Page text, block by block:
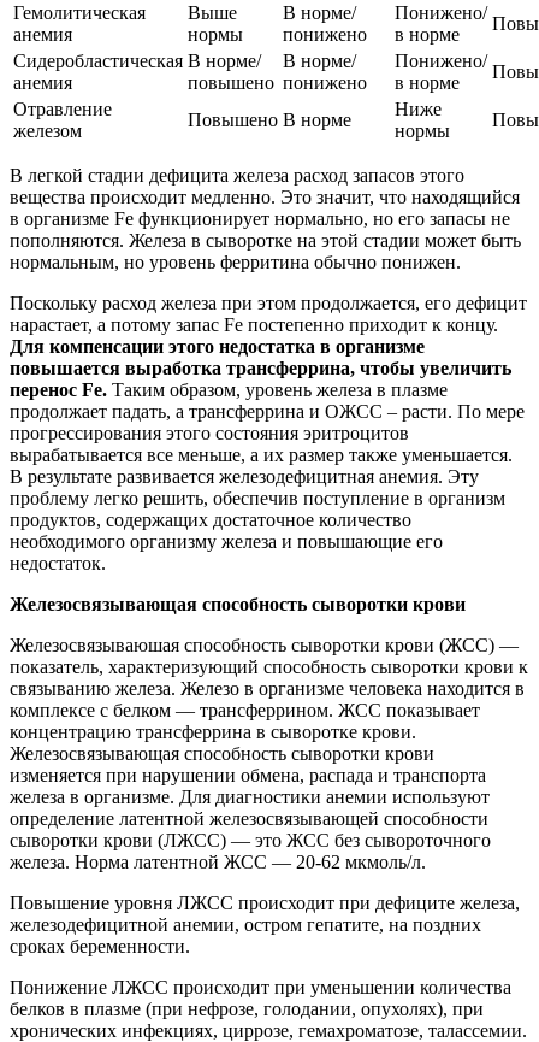
Гемолитическая
анемия
Выше
нормы
В норме/
понижено
Понижено/
в норме
Сидеробластическая
анемия
В норме/
повышено
В норме/
понижено
Понижено/
в норме
Отравление
железом
Повышено В норме
Ниже
нормы
В легкой стадии дефицита железа расход запасов этого
вещества происходит медленно. Это значит, что находящийся
в организме Fe функционирует нормально, но его запасы не
пополняются. Железа в сыворотке на этой стадии может быть
нормальным, но уровень ферритина обычно понижен.
Поскольку расход железа при этом продолжается, его дефицит
нарастает, а потому запас Fe постепенно приходит к концу.
Для компенсации этого недостатка в организме
повышается выработка трансферрина, чтобы увеличить
перенос Fe. Таким образом, уровень железа в плазме
продолжает падать, а трансферрина и ОЖСС – расти. По мере
прогрессирования этого состояния эритроцитов
вырабатывается все меньше, а их размер также уменьшается.
В результате развивается железодефицитная анемия. Эту
проблему легко решить, обеспечив поступление в организм
продуктов, содержащих достаточное количество
необходимого организму железа и повышающие его
недостаток.
Железосвязывающая способность сыворотки крови
Железосвязываюшая способность сыворотки крови (ЖСС) —
показатель, характеризующий способность сыворотки крови к
связыванию железа. Железо в организме человека находится в
комплексе с белком — трансферрином. ЖСС показывает
концентрацию трансферрина в сыворотке крови.
Железосвязывающая способность сыворотки крови
изменяется при нарушении обмена, распада и транспорта
железа в организме. Для диагностики анемии используют
определение латентной железосвязывающей способности
сыворотки крови (ЛЖСС) — это ЖСС без сывороточного
железа. Норма латентной ЖСС — 20-62 мкмоль/л.
Повышение уровня ЛЖСС происходит при дефиците железа,
железодефицитной анемии, остром гепатите, на поздних
сроках беременности.
Понижение ЛЖСС происходит при уменьшении количества
белков в плазме (при нефрозе, голодании, опухолях), при
хронических инфекциях, циррозе, гемахроматозе, талассемии.